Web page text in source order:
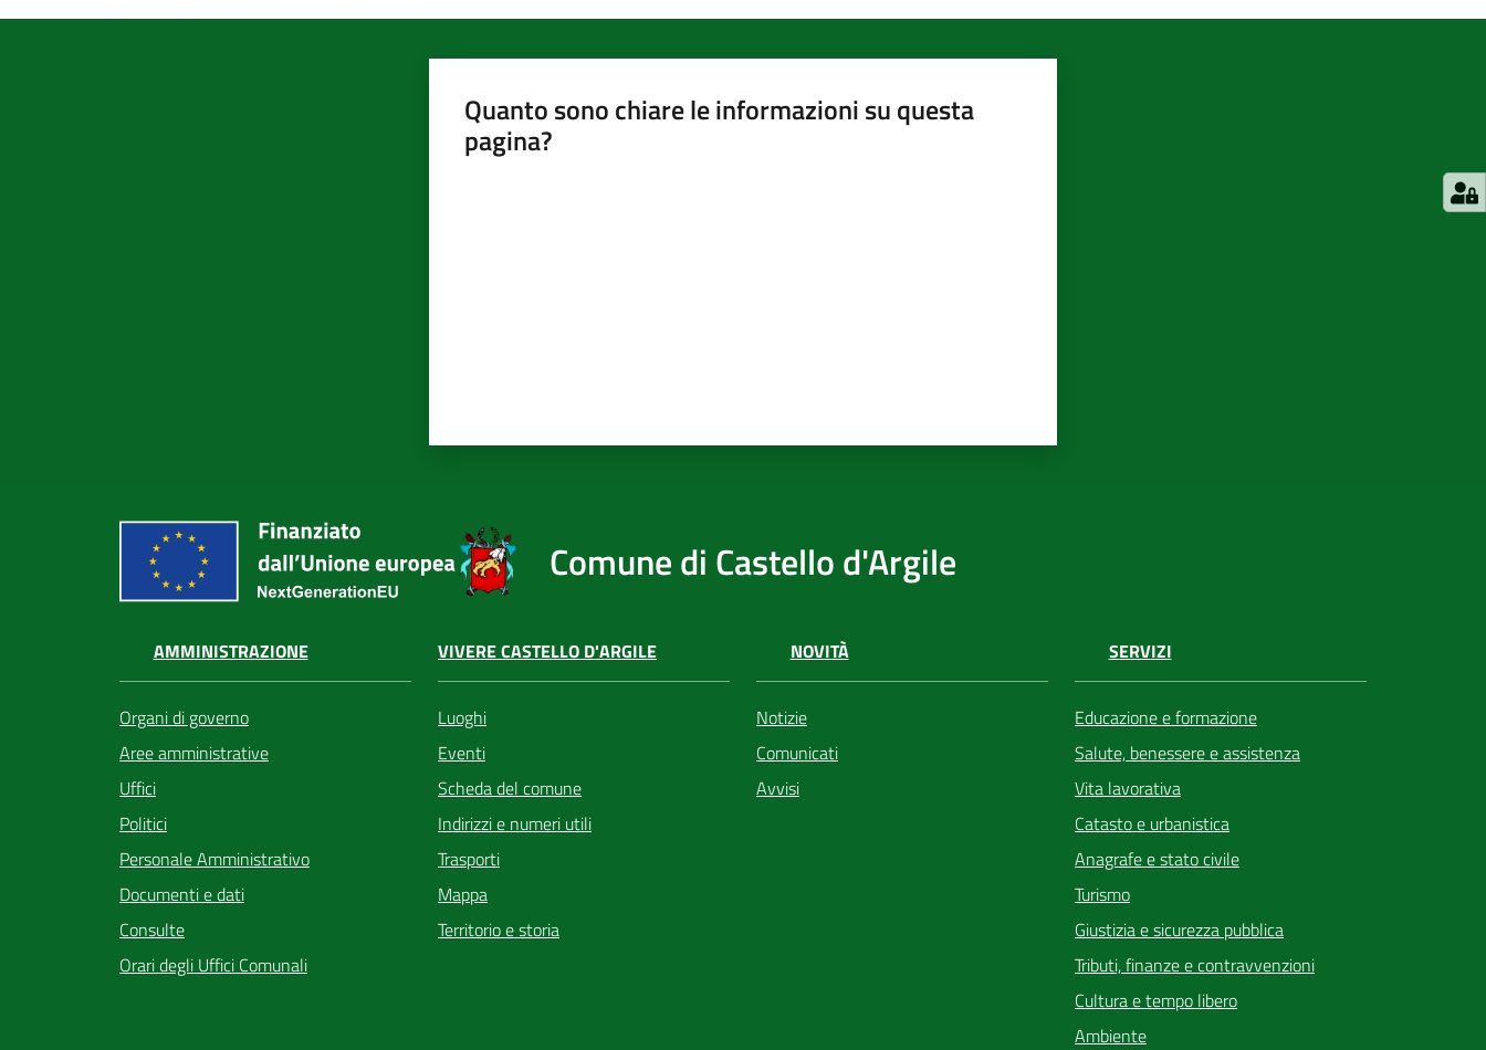
Quanto sono chiare le informazioni su questa
pagina?
Comune di Castello d'Argile
AMMINISTRAZIONE
Organi di governo
Aree amministrative
Uffici
Politici
Personale Amministrativo
Documenti e dati
Consulte
Orari degli Uffici Comunali
VIVERE CASTELLO D'ARGILE
Luoghi
Eventi
Scheda del comune
Indirizzi e numeri utili
Trasporti
Mappa
Territorio e storia
NOVITÀ
Notizie
Comunicati
Avvisi
SERVIZI
Educazione e formazione
Salute, benessere e assistenza
Vita lavorativa
Catasto e urbanistica
Anagrafe e stato civile
Turismo
Giustizia e sicurezza pubblica
Tributi, finanze e contravvenzioni
Cultura e tempo libero
Ambiente